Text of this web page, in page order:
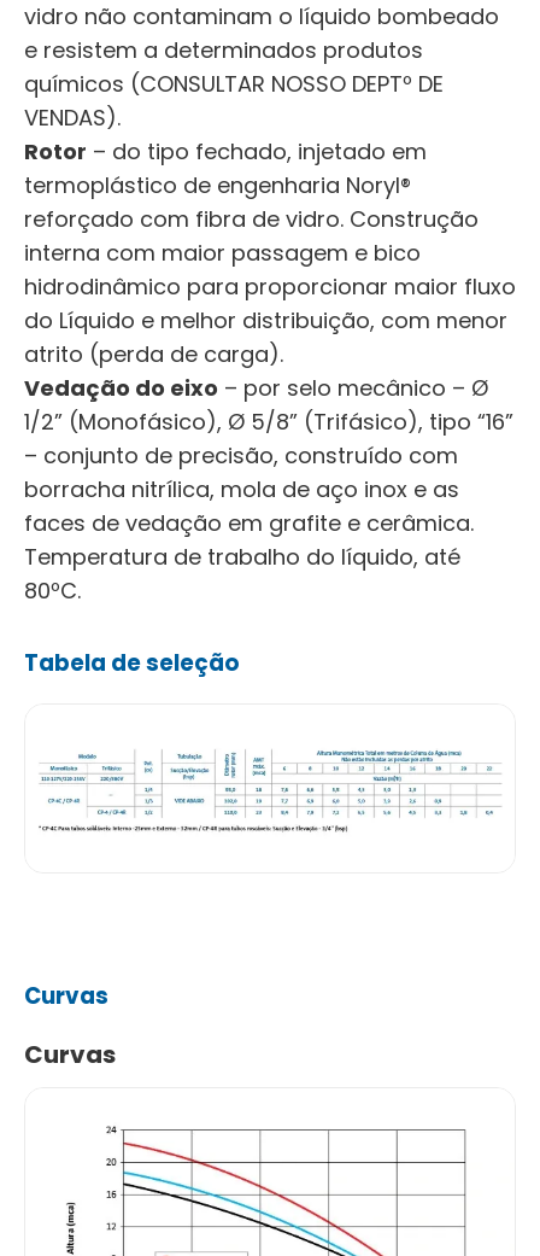
vidro não contaminam o líquido bombeado
e resistem a determinados produtos
químicos (CONSULTAR NOSSO DEPTº DE
VENDAS).
Rotor – do tipo fechado, injetado em
termoplástico de engenharia Noryl®
reforçado com fibra de vidro. Construção
interna com maior passagem e bico
hidrodinâmico para proporcionar maior fluxo
do Líquido e melhor distribuição, com menor
atrito (perda de carga).
Vedação do eixo – por selo mecânico – Ø
1/2” (Monofásico), Ø 5/8” (Trifásico), tipo “16”
– conjunto de precisão, construído com
borracha nitrílica, mola de aço inox e as
faces de vedação em grafite e cerâmica.
Temperatura de trabalho do líquido, até
80ºC.
Tabela de seleção
Curvas
Curvas